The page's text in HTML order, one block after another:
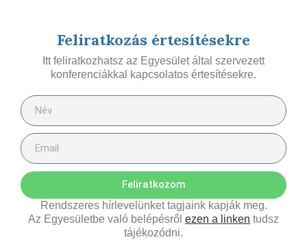
Feliratkozás értesítésekre
Itt feliratkozhatsz az Egyesület által szervezett
konferenciákkal kapcsolatos értesítésekre.
Feliratkozom
Rendszeres hírlevelünket tagjaink kapják meg.
Az Egyesületbe való belépésről ezen a linken tudsz
tájékozódni.